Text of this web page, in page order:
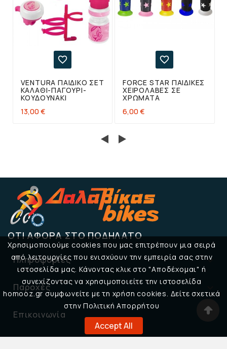
Χρησιμοποιούμε cookies που μας επιτρέπουν μια σειρά
από λειτουργίες που ενισχύουν την εμπειρία σας στην
ιστοσελίδα μας. Κάνοντας κλικ στο "Αποδέχομαι" ή
συνεχίζοντας να χρησιμοποιείτε την ιστοσελίδα
homooz.gr συμφωνείτε με τη χρήση cookies. Δείτε σχετικά
στην Πολιτική Απορρήτου
Accept All

VENTURA ΠΑΙΔΙΚΌ ΣΕΤ
ΚΑΛΆΘΙ-ΠΑΓΟΎΡΙ-
ΚΟΥΔΟΥΝΆΚΙ
13,00 €

FORCE STAR ΠΑΙΔΙΚΈΣ
ΧΕΙΡΟΛΑΒΈΣ ΣΕ
ΧΡΏΜΑΤΑ
6,00 €
ΌΤΙ ΑΦΟΡΆ ΣΤΟ ΠΟΔΉΛΑΤΟ
Πληροφορίες 
Παροχές
Επικοινωνία 